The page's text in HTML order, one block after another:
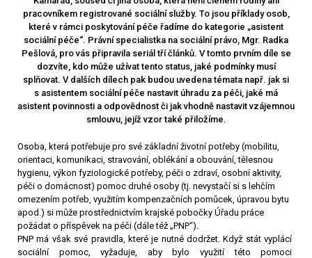
pracovníkem registrované sociální služby. To jsou příklady osob,
které v rámci poskytování péče řadíme do kategorie „asistent
sociální péče“. Právní specialistka na sociální právo, Mgr. Radka
Pešlová, pro vás připravila seriál tří článků. V tomto prvním díle se
dozvíte, kdo může užívat tento status, jaké podmínky musí
splňovat. V dalších dílech pak budou uvedena témata např. jak si
s asistentem sociální péče nastavit úhradu za péči, jaké má
asistent povinnosti a odpovědnost či jak vhodně nastavit vzájemnou
smlouvu, jejíž vzor také přiložíme.
Osoba, která potřebuje pro své základní životní potřeby (mobilitu,
orientaci, komunikaci, stravování, oblékání a obouvání, tělesnou
hygienu, výkon fyziologické potřeby, péči o zdraví, osobní aktivity,
péči o domácnost) pomoc druhé osoby (tj. nevystačí si s lehčím
omezením potřeb, využitím kompenzačních pomůcek, úpravou bytu
apod.) si může prostřednictvím krajské pobočky Úřadu práce
požádat o příspěvek na péči (dále též „PNP“).
PNP má však své pravidla, které je nutné dodržet. Když stát vyplácí
sociální pomoc, vyžaduje, aby bylo využití této pomoci